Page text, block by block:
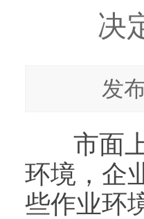
决
发
市面
环境，企
些作业环